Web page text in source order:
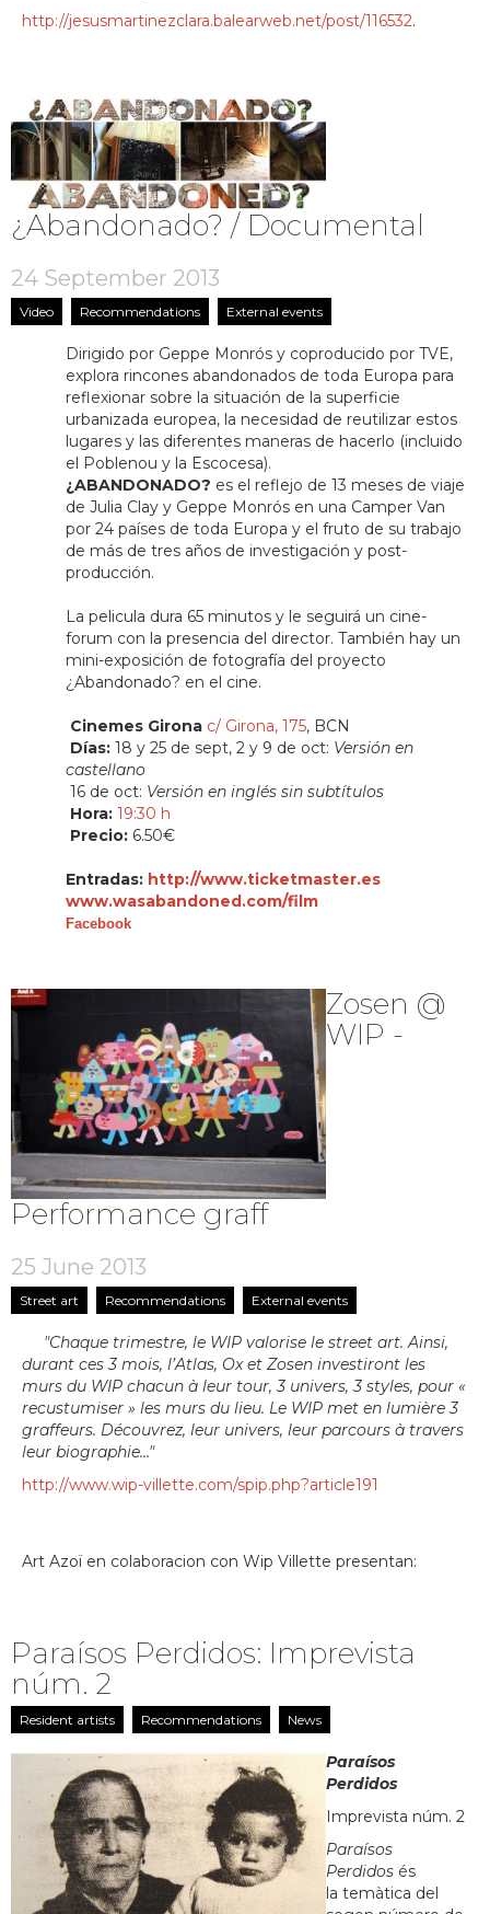
http://jesusmartinezclara.balearweb.net/post/116532.
¿Abandonado? / Documental
24 September 2013
Video Recommendations External events
Dirigido por Geppe Monrós y coproducido por TVE,
explora rincones abandonados de toda Europa para
reflexionar sobre la situación de la superficie
urbanizada europea, la necesidad de reutilizar estos
lugares y las diferentes maneras de hacerlo (incluido
el Poblenou y la Escocesa).
¿ABANDONADO? es el reflejo de 13 meses de viaje
de Julia Clay y Geppe Monrós en una Camper Van
por 24 países de toda Europa y el fruto de su trabajo
de más de tres años de investigación y post-
producción.
La pelicula dura 65 minutos y le seguirá un cine-
forum con la presencia del director. También hay un
mini-exposición de fotografía del proyecto
¿Abandonado? en el cine.
Cinemes Girona c/ Girona, 175, BCN
Días: 18 y 25 de sept, 2 y 9 de oct: Versión en
castellano
16 de oct: Versión en inglés sin subtítulos
Hora: 19:30 h
Precio: 6.50€
Entradas: http://www.ticketmaster.es
www.wasabandoned.com/film
Facebook
Zosen @
WIP -
Performance graff
25 June 2013
Street art Recommendations External events
"Chaque trimestre, le WIP valorise le street art. Ainsi,
durant ces 3 mois, l’Atlas, Ox et Zosen investiront les
murs du WIP chacun à leur tour, 3 univers, 3 styles, pour «
recustumiser » les murs du lieu. Le WIP met en lumière 3
graffeurs. Découvrez, leur univers, leur parcours à travers
leur biographie…"
http://www.wip-villette.com/spip.php?article191
Art Azoï en colaboracion con Wip Villette presentan:
Paraísos Perdidos: Imprevista
núm. 2
Resident artists Recommendations News
Paraísos
Perdidos
Imprevista núm. 2
Paraísos
Perdidos és
la temàtica del